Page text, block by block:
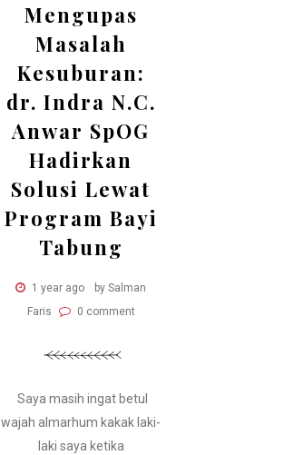
Mengupas
Masalah
Kesuburan:
dr. Indra N.C.
Anwar SpOG
Hadirkan
Solusi Lewat
Program Bayi
Tabung
1 year ago
by Salman
Faris
0 comment
Saya masih ingat betul
wajah almarhum kakak laki-
laki saya ketika